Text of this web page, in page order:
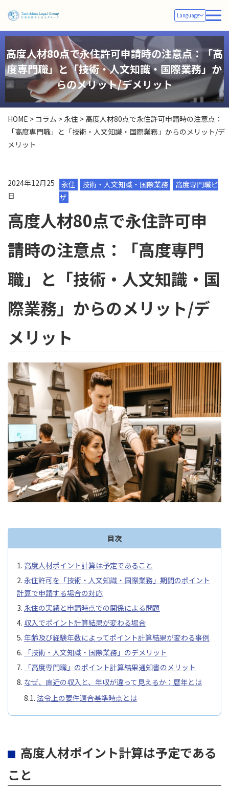
Language
高度人材80点で永住許可申請時の注意点：「高
度専門職」と「技術・人文知識・国際業務」か
らのメリット/デメリット
HOME > コラム >永住 > 高度人材80点で永住許可申請時の注意点：
「高度専門職」と「技術・人文知識・国際業務」からのメリット/デ
メリット
2024年12月25
日
永住 技術・人文知識・国際業務
高度専門職ビ
ザ
高度人材80点で永住許可申
請時の注意点：「高度専門
職」と「技術・人文知識・国
際業務」からのメリット/デ
メリット
目次
高度人材ポイント計算は予定であること
永住許可を「技術・人文知識・国際業務」期間のポイント
計算で申請する場合の対応
永住の実績と申請時点での関係による問題
収入でポイント計算結果が変わる場合
年齢及び経験年数によってポイント計算結果が変わる事例
「技術・人文知識・国際業務」のデメリット
「高度専門職」のポイント計算結果通知書のメリット
なぜ、直近の収入と、年収が違って見えるか：暦年とは
法令上の要件適合基準時点とは
高度人材ポイント計算は予定である
こと